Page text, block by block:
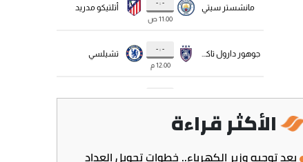
الأكثر قراءة
بعد توجيه وزير الكهرباء.. خطوات تحويل العداد